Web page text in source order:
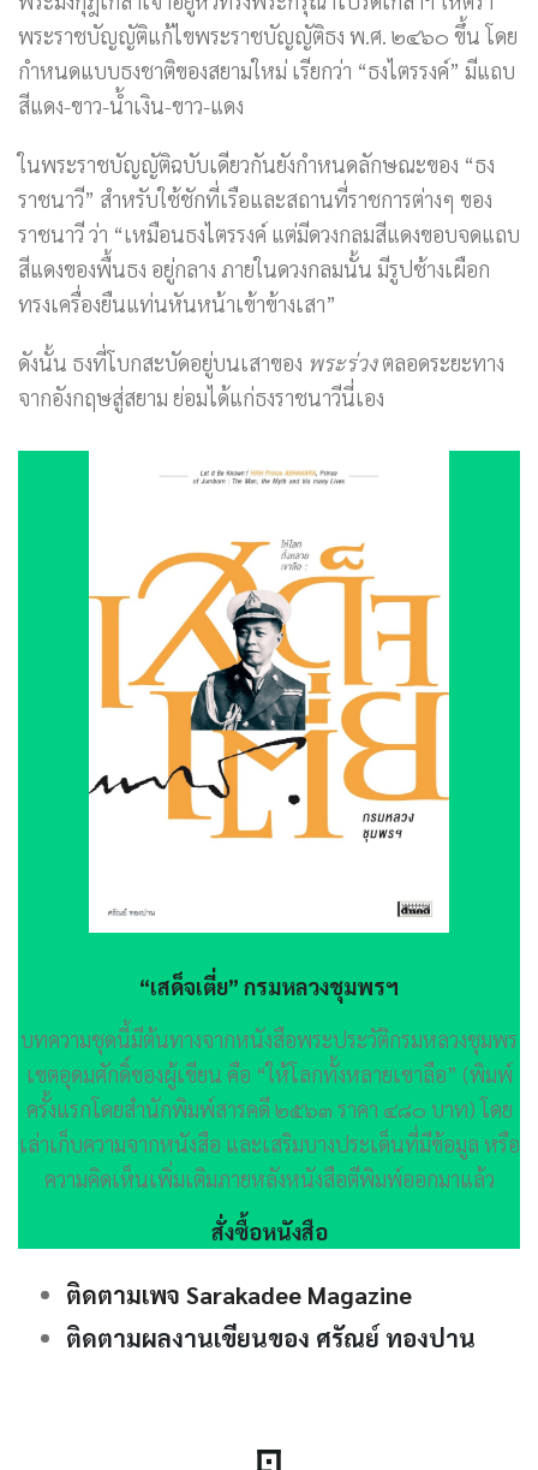
พระราชบัญญัติแก้ไขพระราชบัญญัติธง พ.ศ. ๒๔๖๐ ขึ้น โดย
กำหนดแบบธงชาติของสยามใหม่ เรียกว่า “ธงไตรรงค์” มีแถบ
สีแดง-ขาว-น้ำเงิน-ขาว-แดง
ในพระราชบัญญัติฉบับเดียวกันยังกำหนดลักษณะของ “ธง
ราชนาวี” สำหรับใช้ชักที่เรือและสถานที่ราชการต่างๆ ของ
ราชนาวี ว่า “เหมือนธงไตรรงค์ แต่มีดวงกลมสีแดงขอบจดแถบ
สีแดงของพื้นธง อยู่กลาง ภายในดวงกลมนั้น มีรูปช้างเผือก
ทรงเครื่องยืนแท่นหันหน้าเข้าข้างเสา”
ดังนั้น ธงที่โบกสะบัดอยู่บนเสาของ พระร่วงตลอดระยะทาง
จากอังกฤษสู่สยาม ย่อมได้แก่ธงราชนาวีนี่เอง
“เสด็จเตี่ย” กรมหลวงชุมพรฯ
บทความชุดนี้มีต้นทางจากหนังสือพระประวัติกรมหลวงชุมพร
เขตอุดมศักดิ์ของผู้เขียน คือ “ให้โลกทั้งหลายเขาลือ” (พิมพ์
ครั้งแรกโดยสำนักพิมพ์สารคดี ๒๕๖๓ ราคา ๔๘๐ บาท) โดย
เล่าเก็บความจากหนังสือ และเสริมบางประเด็นที่มีข้อมูล หรือ
ความคิดเห็นเพิ่มเติมภายหลังหนังสือตีพิมพ์ออกมาแล้ว
สั่งซื้อหนังสือ
ติดตามเพจ Sarakadee Magazine
ติดตามผลงานเขียนของ ศรัณย์ ทองปาน